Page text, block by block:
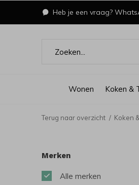
Wonen Koken &
Heb je een vraag?
Terug naar overzicht Koken
Merken
Alle merken